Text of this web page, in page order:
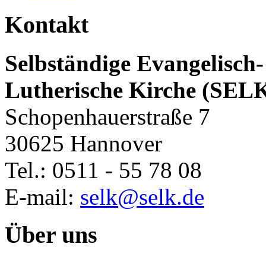
Kontakt
Selbständige Evangelisch-
Lutherische Kirche
Schopenhauerstraße 7
30625 Hannover
Tel.: 0511 - 55 78 08
E-mail: selk@selk.de
Über uns